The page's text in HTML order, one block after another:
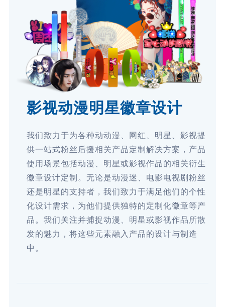
影视动漫明星徽章设计
我们致力于为各种动动漫、网红、明星、影视提
供一站式粉丝后援相关产品定制解决方案，产品
使用场景包括动漫、明星或影视作品的相关衍生
徽章设计定制。无论是动漫迷、电影电视剧粉丝
还是明星的支持者，我们致力于满足他们的个性
化设计需求，为他们提供独特的定制化徽章等产
品。我们关注并捕捉动漫、明星或影视作品所散
发的魅力，将这些元素融入产品的设计与制造
中。